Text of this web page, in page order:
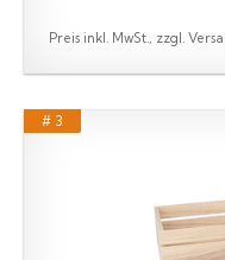
Preis inkl. MwSt., zzgl.
# 3